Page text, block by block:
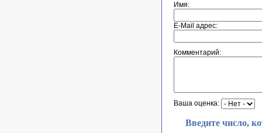
Имя:
E-Mail адрес:
Комментарий:
Ваша оценка:
Введите число,